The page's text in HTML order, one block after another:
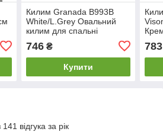
Килим Granada B993B
White/L.Grey Овальний
килим для спальні
вітальні
746₴
Купити
783
відгука за рік